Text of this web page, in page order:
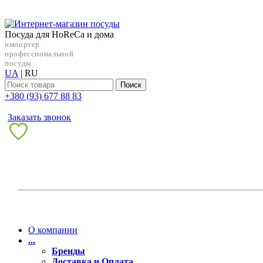
Посуда для HoReCa и дома
импортер
профессиональной
посуды
UA | RU
Поиск
+38‎0 (93) 677 88 83
Заказать звонок
О компании
...
Бренды